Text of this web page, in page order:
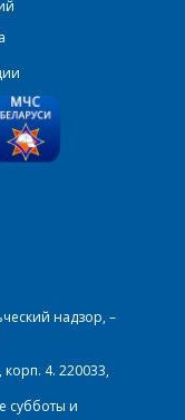
надзор, –
корп. 4. 220033,
субботы и